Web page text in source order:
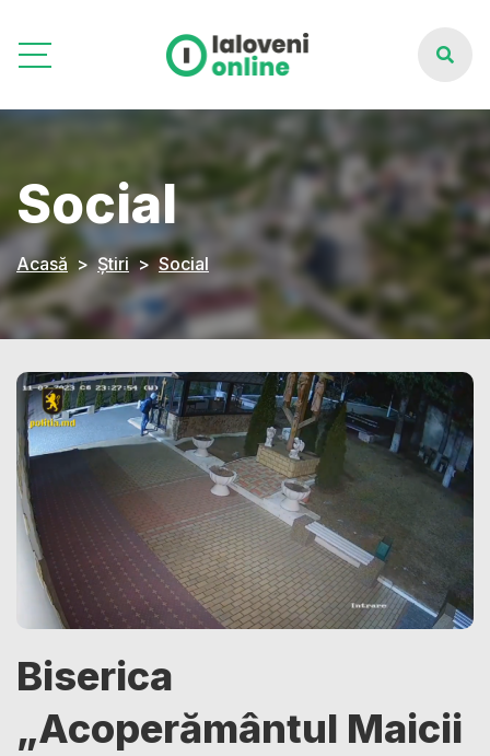
Social
Acasă Știri Social
Biserica
„Acoperământul Maicii